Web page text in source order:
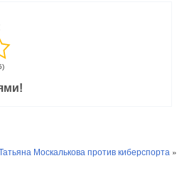
Москалькова против киберспорта »